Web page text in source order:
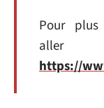
Pour plus
https://